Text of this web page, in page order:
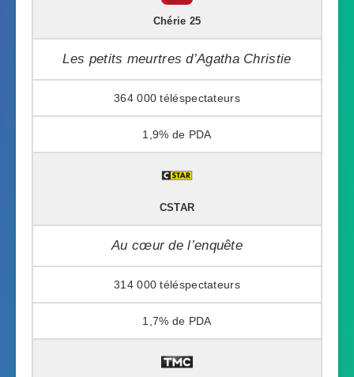
Chérie 25
Les petits meurtres d’Agatha Christie
364 000
1,9%
CSTAR
Au cœur de l’enquête
314 000
1,7%